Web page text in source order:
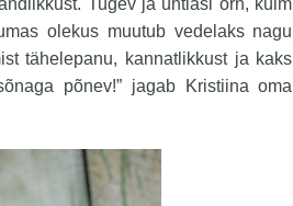
olekus muutub vedelaks nagu
tähelepanu, kannatlikkust ja kaks
põnev!” jagab Kristiina oma